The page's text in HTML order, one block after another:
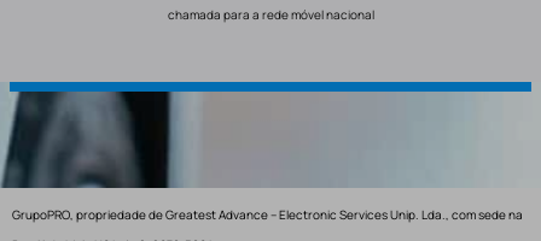
chamada para a rede móvel nacional
GrupoPRO, propriedade de Greatest Advance – Electronic Services Unip. Lda., com sede na